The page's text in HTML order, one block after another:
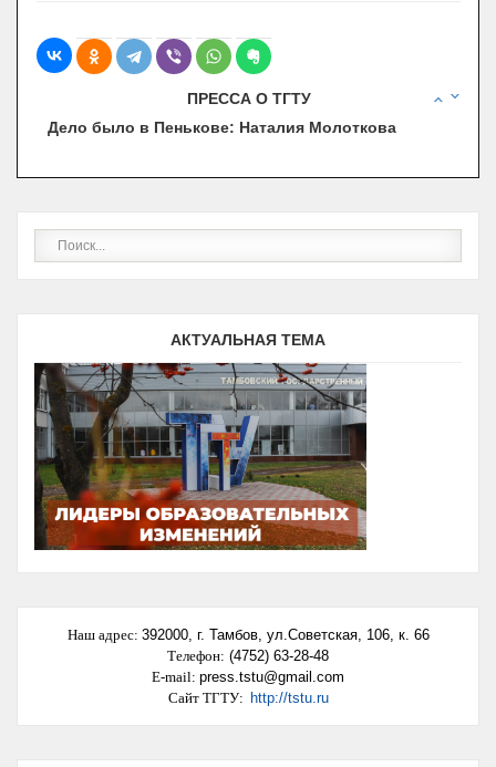
ПРЕССА О ТГТУ
В ТАМБОВЕ ПЛАНИРУЮТ ОТКРЫТЬ МУЗЕЙ
Дело было в Пенькове: Наталия Молоткова
Вторая жизнь бытовых отходов
СТАЖИРОВКУ
ПРЕПОДАВАТЕЛЬ ТЕХНИЧЕСКОГО УНИВЕРСИТЕТА
ВЫШЛА В ПОЛУФИНАЛ ВСЕРОССИЙСКОГО
КОНКУРСА «ПР…
БЕСПИЛОТНЫХ ВОЗДУШНЫХ …
Проект музея наличников разрабатывают в
Студенты ТГТУ разработали проект тамбовского
Музея наличников
АКТУАЛЬНАЯ ТЕМА
Наш адрес: 392000, г. Тамбов, ул.Советская, 106, к. 66
Телефон: (4752) 63-28-48
E-mail: press.tstu@gmail.com
Сайт ТГТУ: http://tstu.ru